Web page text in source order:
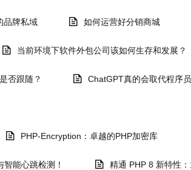
品牌私域 如何运营好分销商城
当前环境下软件外包公司该如何生存和发展？
否跟随？ ChatGPT真的会取代程序
PHP-Encryption：卓越的PHP加密库
能心跳检测！ 精通 PHP 8 新特性